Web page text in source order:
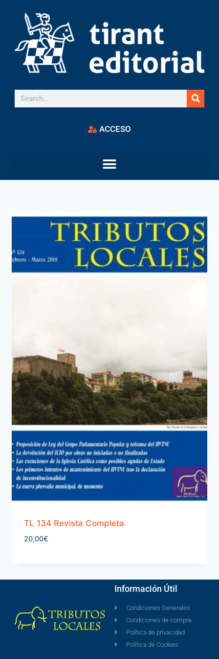
ACCESO
TL 134 Revista Completa
20,00€
Información Útil
Condiciones Generales
Condiciones de compra
Política de privacidad
Politica de Cookies